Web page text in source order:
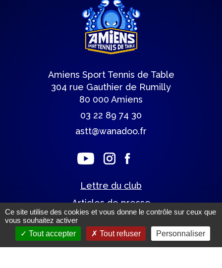
Amiens Sport Tennis de Table
304 rue Gauthier de Rumilly
80 000 Amiens
03 22 89 74 30
astt@wanadoo.fr
Lettre du club
Articles de presse
Mentions légales.(c) Tous droits réservés.
Ce site utilise des cookies et vous donne le contrôle sur ceux que
vous souhaitez activer
Tout accepter
Tout refuser Personnaliser